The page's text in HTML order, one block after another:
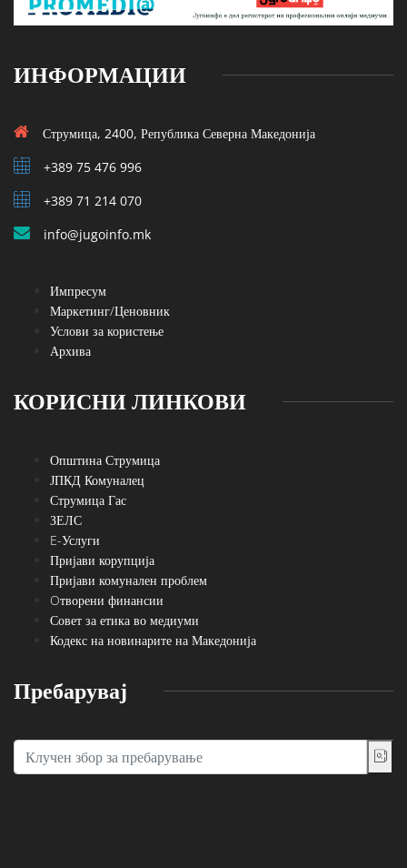
ИНФОРМАЦИИ
Струмица, 2400, Република Северна Македонија
+389 75 476 996
+389 71 214 070
info@jugoinfo.mk
Импресум
Маркетинг/Ценовник
Услови за користење
Архива
КОРИСНИ ЛИНКОВИ
Општина Струмица
ЈПКД Комуналец
Струмица Гас
ЗЕЛС
E-Услуги
Пријави корупција
Пријави комунален проблем
Oтворени финансии
Совет за етика во медиуми
Кодекс на новинарите на Македонија
Пребарувај